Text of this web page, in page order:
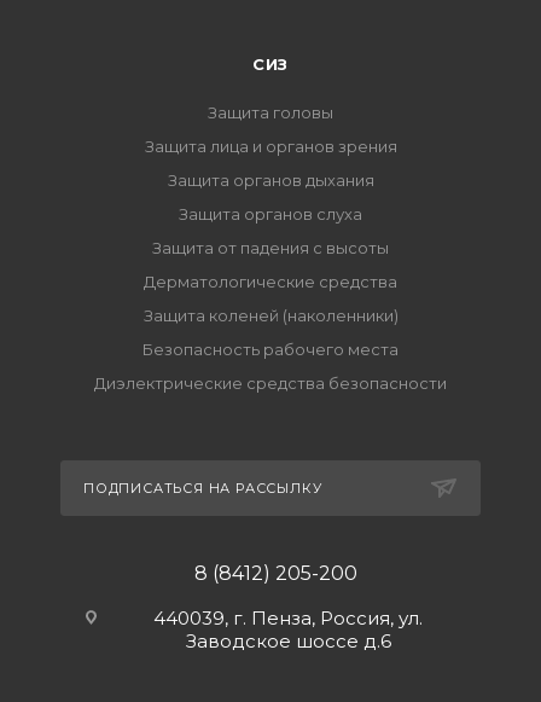
СИЗ
Защита головы
Защита лица и органов зрения
Защита органов дыхания
Защита органов слуха
Защита от падения с высоты
Дерматологические средства
Защита коленей (наколенники)
Безопасность рабочего места
Диэлектрические средства безопасности
ПОДПИСАТЬСЯ НА РАССЫЛКУ
8 (8412) 205-200
440039, г. Пенза, Россия, ул.
Заводское шоссе д.6